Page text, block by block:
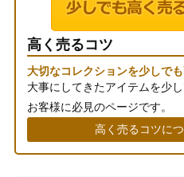
高く売るコツ
大切なコレクションを少しで
大事にしてきたアイテムを少
お客様に必見のページです。
高く売るコツに